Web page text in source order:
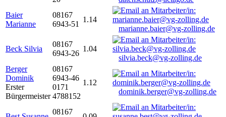
Baier
Marianne
08167
6943-51
1.14
marianne.baier@vg-zolling.de
Beck Silvia
08167
6943-26
1.04
silvia.beck@vg-zolling.de
Berger
Dominik
Erster
Bürgermeister
08167
6943-46
0171
4788152
1.12
dominik.berger@vg-zolling.de
08167